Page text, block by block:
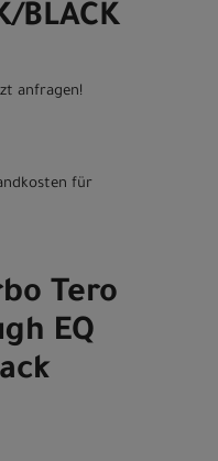
BLACK
anfragen!
für
Tero
EQ